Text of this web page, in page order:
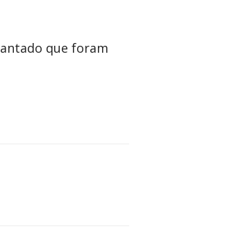
que foram